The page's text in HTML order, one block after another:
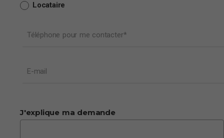
Locataire
Téléphone pour me contacter*
E-mail
J'explique ma demande